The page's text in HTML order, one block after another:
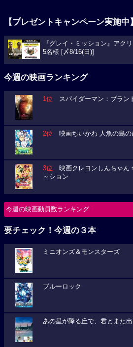
【プレゼントキャンペーン実施中】
『グレイ・ミッション』アク
5名様 [〆8/16(日)]
今週の映画ランキング
1位 スパイダーマン：ブラン
2位 映画ちいかわ 人魚の島の
3位 映画クレヨンしんちゃん
～ション
今週の映画動員数ランキング
要チェック！今週の３本
ミニオンズ＆モンスターズ
ブルーロック
あの星が降る丘で、君とまた出